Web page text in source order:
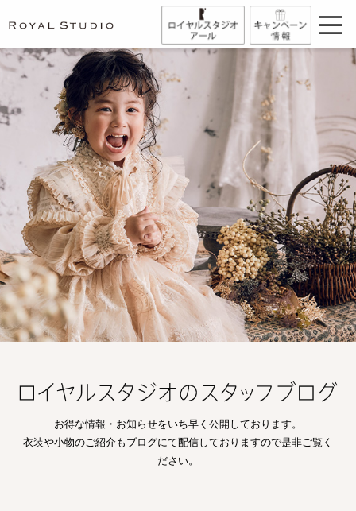
お得な情報・お知らせをいち早く公開しております。
衣装や小物のご紹介もブログにて配信しておりますので是非ご覧く
ださい。